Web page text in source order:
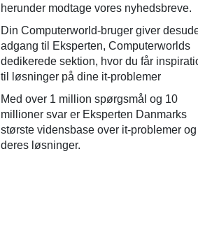
herunder modtage vores nyhedsbreve.
Din Computerworld-bruger giver
adgang til Eksperten, Computerworlds
dedikerede sektion, hvor du får
til løsninger på dine it-problemer
Med over 1 million spørgsmål og 10
millioner svar er Eksperten Danmarks
største vidensbase over it-problemer og
deres løsninger.